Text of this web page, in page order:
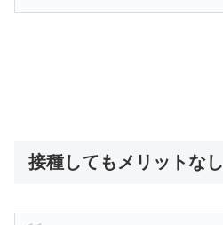
接種してもメリットなし